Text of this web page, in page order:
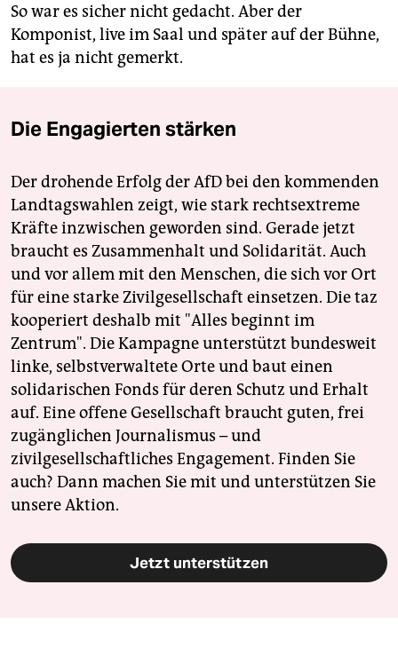
So war es sicher nicht gedacht. Aber der
Komponist, live im Saal und später auf der Bühne,
hat es ja nicht gemerkt.
Die Engagierten stärken
Der drohende Erfolg der AfD bei den kommenden
Landtagswahlen zeigt, wie stark rechtsextreme
Kräfte inzwischen geworden sind. Gerade jetzt
braucht es Zusammenhalt und Solidarität. Auch
und vor allem mit den Menschen, die sich vor Ort
für eine starke Zivilgesellschaft einsetzen. Die taz
kooperiert deshalb mit "Alles beginnt im
Zentrum". Die Kampagne unterstützt bundesweit
linke, selbstverwaltete Orte und baut einen
solidarischen Fonds für deren Schutz und Erhalt
auf. Eine offene Gesellschaft braucht guten, frei
zugänglichen Journalismus – und
zivilgesellschaftliches Engagement. Finden Sie
auch? Dann machen Sie mit und unterstützen Sie
unsere Aktion.
Jetzt unterstützen